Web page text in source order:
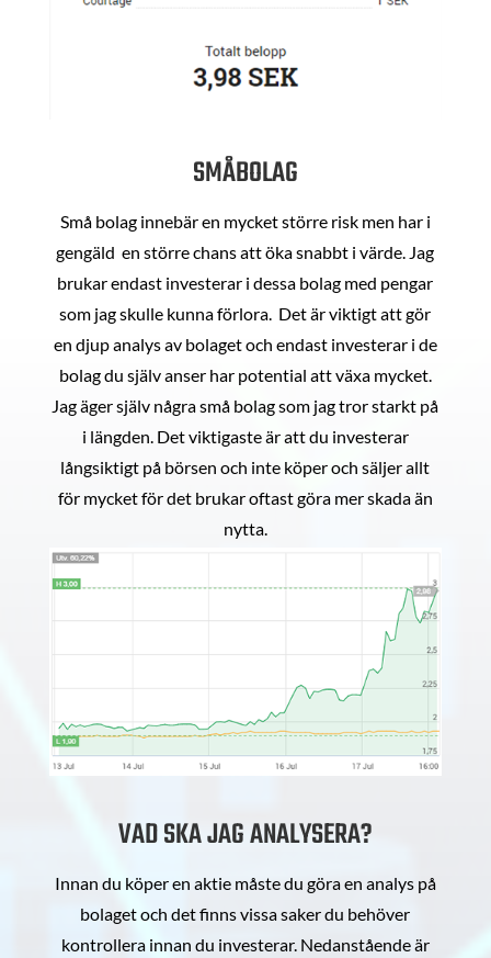
SMÅBOLAG
Små bolag innebär en mycket större risk men har i
gengäld en större chans att öka snabbt i värde. Jag
brukar endast investerar i dessa bolag med pengar
som jag skulle kunna förlora. Det är viktigt att gör
en djup analys av bolaget och endast investerar i de
bolag du själv anser har potential att växa mycket.
Jag äger själv några små bolag som jag tror starkt på
i längden. Det viktigaste är att du investerar
långsiktigt på börsen och inte köper och säljer allt
för mycket för det brukar oftast göra mer skada än
nytta.
VAD SKA JAG ANALYSERA?
Innan du köper en aktie måste du göra en analys på
bolaget och det finns vissa saker du behöver
kontrollera innan du investerar. Nedanstående är